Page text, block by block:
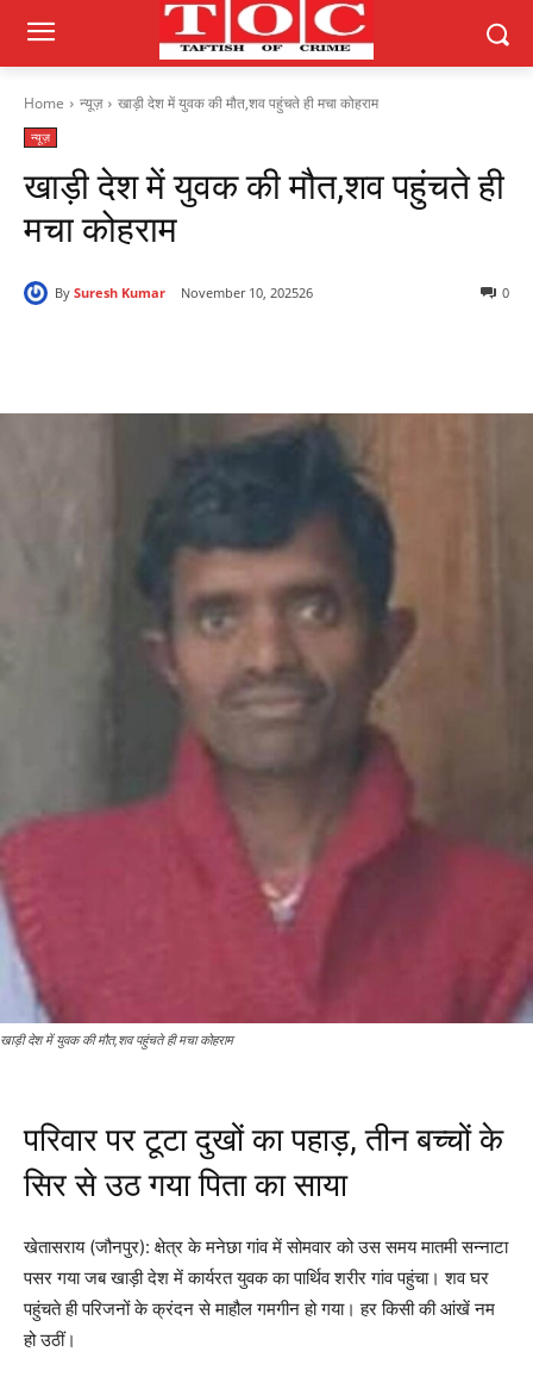
Home न्यूज़ खाड़ी देश में युवक की मौत,शव पहुंचते ही मचा कोहराम
न्यूज़
खाड़ी देश में युवक की मौत,शव पहुंचते ही
मचा कोहराम
By Suresh Kumar November 10, 2025 0
26
खाड़ी देश में युवक की मौत,शव पहुंचते ही मचा कोहराम
परिवार पर टूटा दुखों का पहाड़, तीन बच्चों के
सिर से उठ गया पिता का साया
खेतासराय (जौनपुर): क्षेत्र के मनेछा गांव में सोमवार को उस समय मातमी सन्नाटा
पसर गया जब खाड़ी देश में कार्यरत युवक का पार्थिव शरीर गांव पहुंचा। शव घर
पहुंचते ही परिजनों के क्रंदन से माहौल गमगीन हो गया। हर किसी की आंखें नम
हो उठीं।